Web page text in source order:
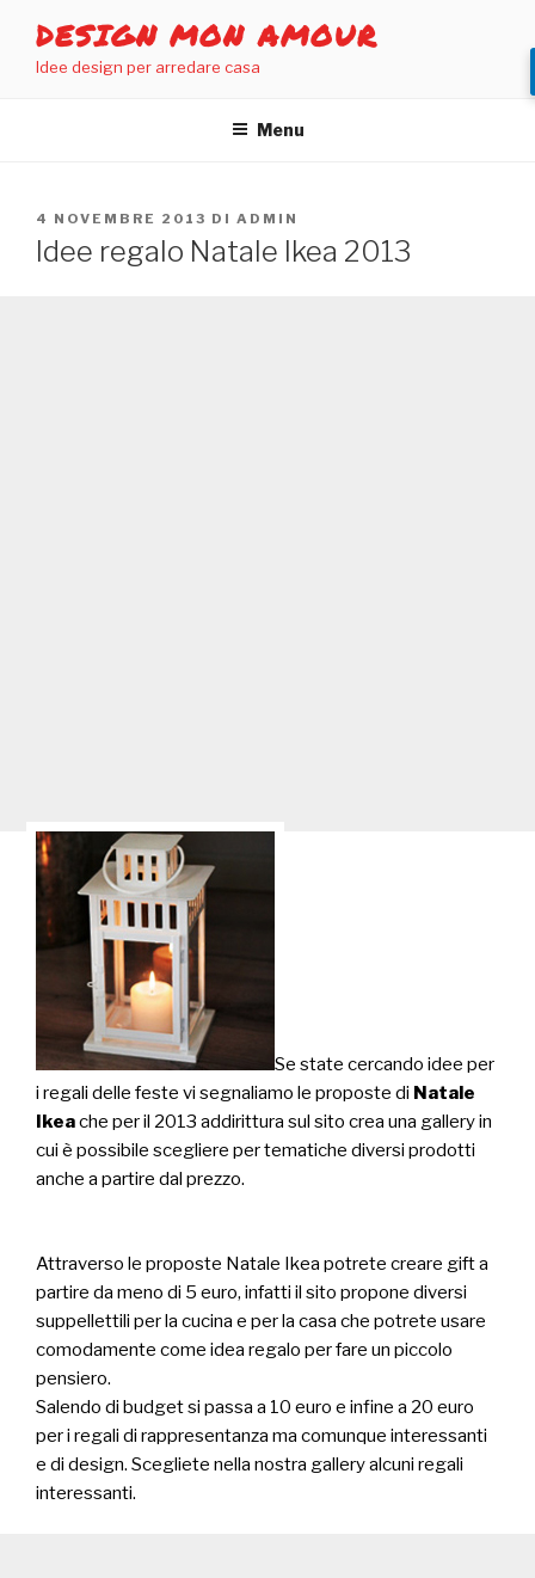
contenuto
DESIGN MON AMOUR
Idee design per arredare casa
Menu
PUBBLICATO
IL
4 NOVEMBRE 2013 DI ADMIN
Idee regalo Natale Ikea 2013
Se state cercando idee per
i regali delle feste vi segnaliamo le proposte di Natale
Ikeache per il 2013 addirittura sul sito crea una gallery in
cui è possibile scegliere per tematiche diversi prodotti
anche a partire dal prezzo.
Attraverso le proposte Natale Ikea potrete creare gift a
partire da meno di 5 euro, infatti il sito propone diversi
suppellettili per la cucina e per la casa che potrete usare
comodamente come idea regalo per fare un piccolo
pensiero.
Salendo di budget si passa a 10 euro e infine a 20 euro
per i regali di rappresentanza ma comunque interessanti
e di design. Scegliete nella nostra gallery alcuni regali
interessanti.